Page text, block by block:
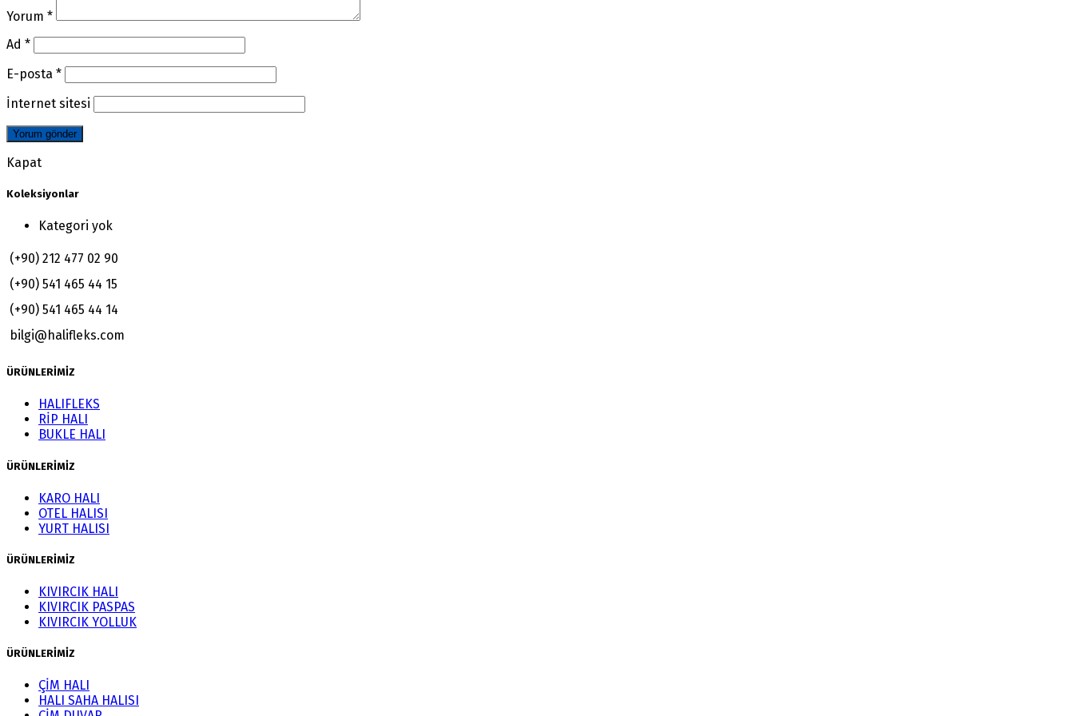
Yorum *
Ad *
E-posta *
İnternet sitesi
Kapat
Koleksiyonlar
Kategori yok
(+90) 212 477 02 90
(+90) 541 465 44 15
(+90) 541 465 44 14
bilgi@halifleks.com
ÜRÜNLERİMİZ
HALIFLEKS
RİP HALI
BUKLE HALI
ÜRÜNLERİMİZ
KARO HALI
OTEL HALISI
YURT HALISI
ÜRÜNLERİMİZ
KIVIRCIK HALI
KIVIRCIK PASPAS
KIVIRCIK YOLLUK
ÜRÜNLERİMİZ
ÇİM HALI
HALI SAHA HALISI